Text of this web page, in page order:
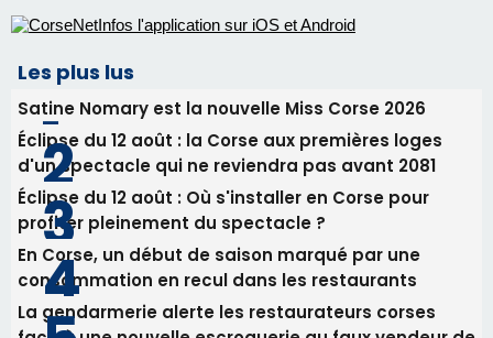
Les plus lus
Satine Nomary est la nouvelle Miss Corse 2026
Éclipse du 12 août : la Corse aux premières loges
d'un spectacle qui ne reviendra pas avant 2081
Éclipse du 12 août : Où s'installer en Corse pour
profiter pleinement du spectacle ?
En Corse, un début de saison marqué par une
consommation en recul dans les restaurants
La gendarmerie alerte les restaurateurs corses